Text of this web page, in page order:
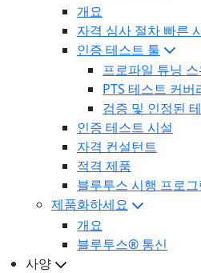
개요
자격 심사 절차 빠른
인증 테스트 툴
프로파일 튜닝
PTS 테스트 커버
검증 및 인정된
인증 테스트 시설
자격 컨설턴트
적격 제품
블루투스 시행 프로그
제품화하세요
개요
블루투스® 통신
사양